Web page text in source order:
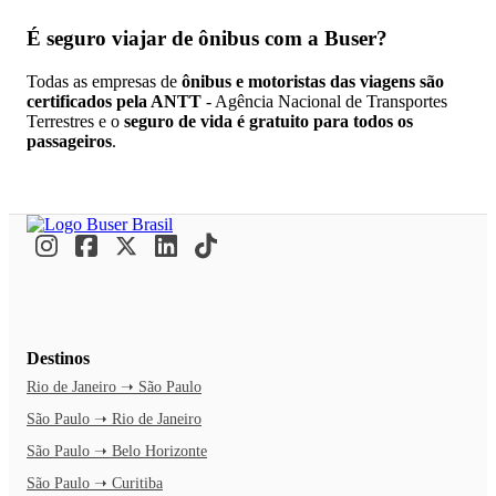
É seguro viajar de ônibus com a Buser?
Todas as empresas de ônibus e motoristas das viagens são
certificados pela ANTT - Agência Nacional de Transportes
Terrestres e o seguro de vida é gratuito para todos os
passageiros.
Destinos
Rio de Janeiro ➝ São Paulo
São Paulo ➝ Rio de Janeiro
São Paulo ➝ Belo Horizonte
São Paulo ➝ Curitiba